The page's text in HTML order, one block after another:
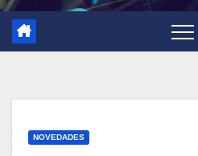
NOVEDADES